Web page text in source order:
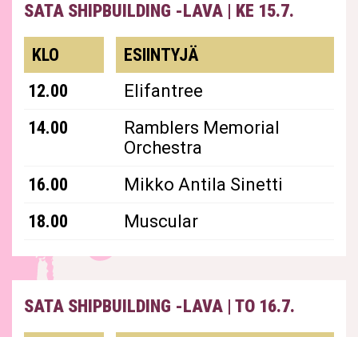
SATA SHIPBUILDING -LAVA | KE 15.7.
KLO
ESIINTYJÄ
12.00
Elifantree
14.00
Ramblers Memorial
Orchestra
16.00
Mikko Antila Sinetti
18.00
Muscular
SATA SHIPBUILDING -LAVA | TO 16.7.